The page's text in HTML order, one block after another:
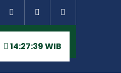
14:27:39 WIB